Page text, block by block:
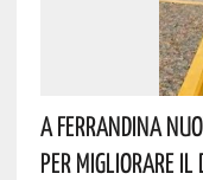
A Ferrandina
Per Migliorare Il